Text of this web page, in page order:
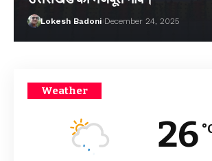
Lokesh Badoni December 24, 2025
Weather
26